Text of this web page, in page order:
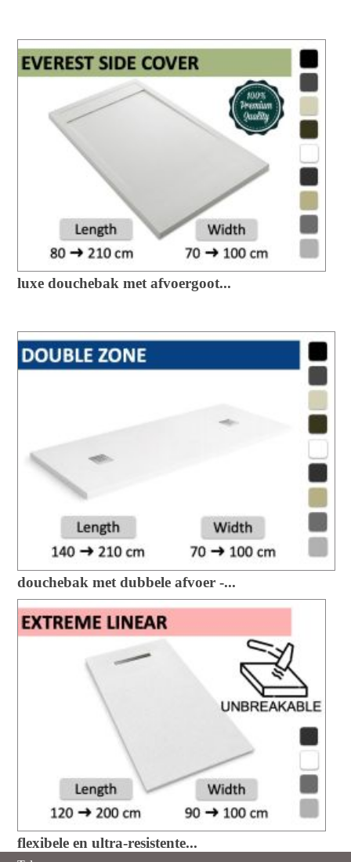
luxe douchebak met afvoergoot...
douchebak met dubbele afvoer -...
flexibele en ultra-resistente...